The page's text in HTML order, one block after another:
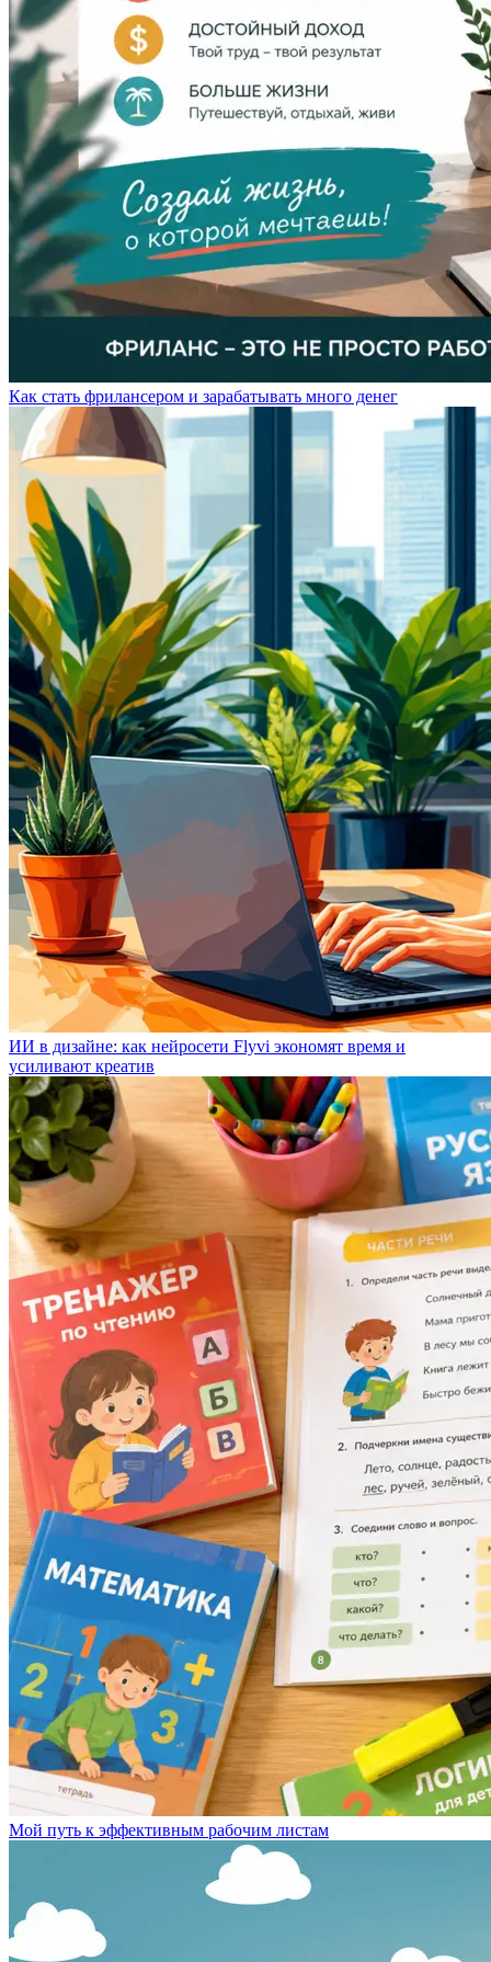
Как стать фрилансером и зарабатывать много денег
ИИ в дизайне: как нейросети Flyvi экономят время и
усиливают креатив
Мой путь к эффективным рабочим листам